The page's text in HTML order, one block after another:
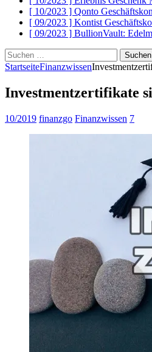
[ 10/2023 ] Qonto
[ 09/2023 ] Kontist
[ 09/2023 ] BullionVault:
Suchen
nach:
StartseiteFinanzwissen
Investmentzertifikate
10/2019 finanzgo Finanzwissen 7